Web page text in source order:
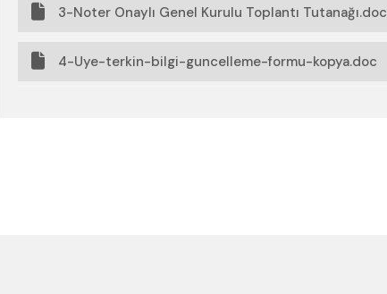
3-Noter Onaylı Genel Kurulu Toplantı Tutanağı.doc
4-Uye-terkin-bilgi-guncelleme-formu-kopya.doc